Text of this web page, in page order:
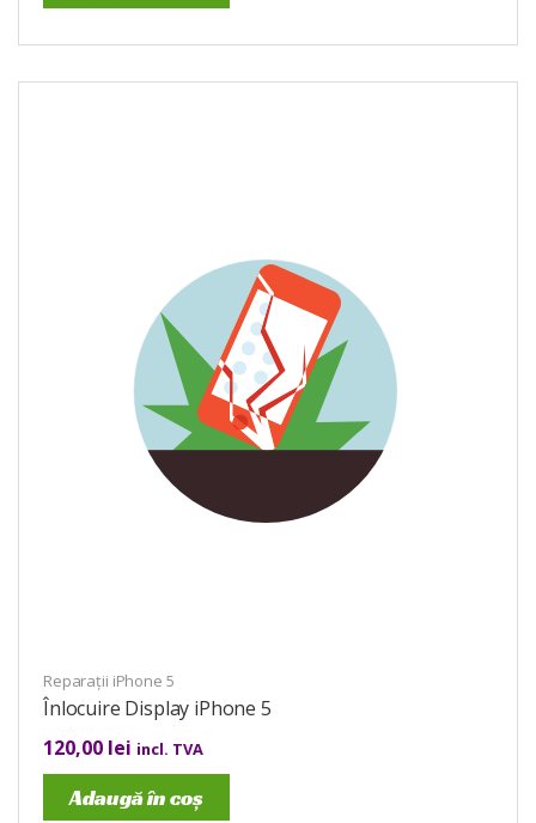
Reparații iPhone 5
Înlocuire Display iPhone 5
120,00 lei incl. TVA
Adaugă în coș